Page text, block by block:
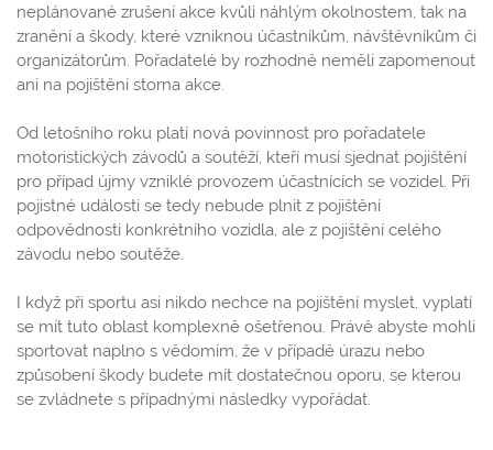
neplánované zrušení akce kvůli náhlým okolnostem, tak na
zranění a škody, které vzniknou účastníkům, návštěvníkům či
organizátorům. Pořadatelé by rozhodně neměli zapomenout
ani na pojištění storna akce.
Od letošního roku platí nová povinnost pro pořadatele
motoristických závodů a soutěží, kteří musí sjednat pojištění
pro případ újmy vzniklé provozem účastnících se vozidel. Při
pojistné události se tedy nebude plnit z pojištění
odpovědnosti konkrétního vozidla, ale z pojištění celého
závodu nebo soutěže.
I když při sportu asi nikdo nechce na pojištění myslet, vyplatí
se mít tuto oblast komplexně ošetřenou. Právě abyste mohli
sportovat naplno s vědomím, že v případě úrazu nebo
způsobení škody budete mít dostatečnou oporu, se kterou
se zvládnete s případnými následky vypořádat.